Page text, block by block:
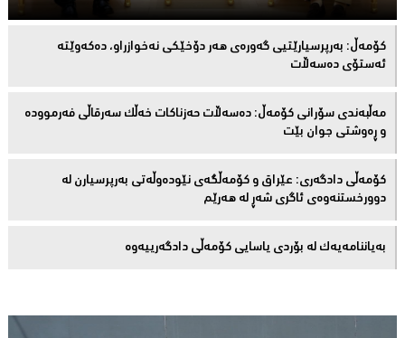
كۆمەڵ: بەرپرسیارێتیی گەورەی هەر دۆخێکی نەخوازراو، دەكەوێتە
ئەستۆی دەسەڵات
مەڵبەندى سۆرانى کۆمەڵ: دەسەڵات حەزناکات خەڵک سەرقاڵى فەرموودە
و ڕەوشتى جوان بێت
کۆمەڵى دادگەرى: عێراق و كۆمەڵگەی نێودەوڵەتی بەرپرسیارن لە
دوورخستنەوەى ئاگری شەڕ لە هەرێم
بەیاننامەیەک لە بۆردی یاسایی کۆمەڵی دادگەرییەوە